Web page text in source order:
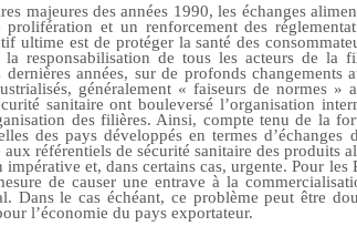
majeures des années 1990, les échanges
et un renforcement des
ultime est de protéger la santé des
responsabilisation de tous les acteurs de la
années, sur de profonds changements
généralement « faiseurs de normes »
sanitaire ont bouleversé l’organisation
des filières. Ainsi, compte tenu de la
des pays développés en termes d’échanges
référentiels de sécurité sanitaire des produits
et, dans certains cas, urgente. Pour les
de causer une entrave à la
Dans le cas échéant, ce problème peut être
l’économie du pays exportateur.